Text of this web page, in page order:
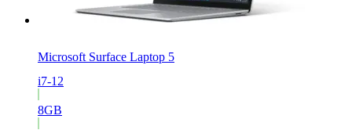
Microsoft Surface Laptop 5
i7-12
8GB